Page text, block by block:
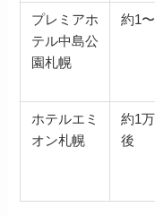
プレミアホ
テル中島公
園札幌
約1
ホテルエミ
オン札幌
約1
後